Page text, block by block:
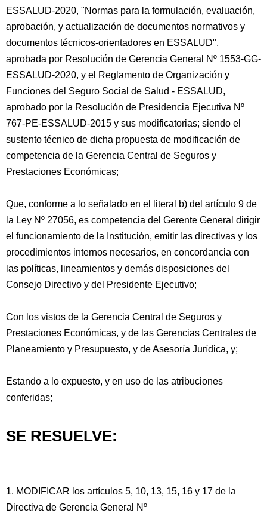
ESSALUD-2020, "Normas para la formulación, evaluación,
aprobación, y actualización de documentos normativos y
documentos técnicos-orientadores en ESSALUD",
aprobada por Resolución de Gerencia General Nº 1553-GG-
ESSALUD-2020, y el Reglamento de Organización y
Funciones del Seguro Social de Salud - ESSALUD,
aprobado por la Resolución de Presidencia Ejecutiva Nº
767-PE-ESSALUD-2015 y sus modificatorias; siendo el
sustento técnico de dicha propuesta de modificación de
competencia de la Gerencia Central de Seguros y
Prestaciones Económicas;
Que, conforme a lo señalado en el literal b) del artículo 9 de
la Ley Nº 27056, es competencia del Gerente General dirigir
el funcionamiento de la Institución, emitir las directivas y los
procedimientos internos necesarios, en concordancia con
las políticas, lineamientos y demás disposiciones del
Consejo Directivo y del Presidente Ejecutivo;
Con los vistos de la Gerencia Central de Seguros y
Prestaciones Económicas, y de las Gerencias Centrales de
Planeamiento y Presupuesto, y de Asesoría Jurídica, y;
Estando a lo expuesto, y en uso de las atribuciones
conferidas;
SE RESUELVE:
1. MODIFICAR los artículos 5, 10, 13, 15, 16 y 17 de la
Directiva de Gerencia General Nº